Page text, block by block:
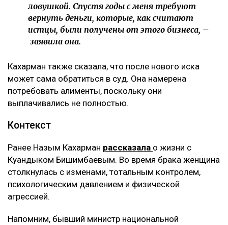
ловушкой. Спустя годы с меня требуют
вернуть деньги, которые, как считают
истцы, были получены от этого бизнеса, –
заявила она.
Кахарман также сказала, что после нового иска
может сама обратиться в суд. Она намерена
потребовать алименты, поскольку они
выплачивались не полностью.
Контекст
Ранее Назым Кахарман рассказала о жизни с
Куандыком Бишимбаевым. Во время брака женщина
столкнулась с изменами, тотальным контролем,
психологическим давлением и физической
агрессией.
Напомним, бывший министр национальной